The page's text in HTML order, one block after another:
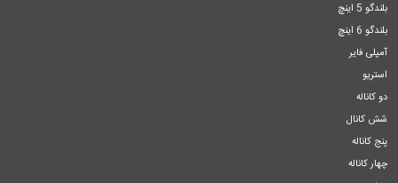
بلندگو 5 اینچ
بلندگو 6 اینچ
آمپلی فایر
استریو
دو کاناله
شش کانال
پنج کاناله
چهار کاناله